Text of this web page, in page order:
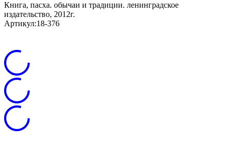
Книга, пасха. обычаи и традиции. ленинградское
издательство, 2012г.
Артикул:18-376